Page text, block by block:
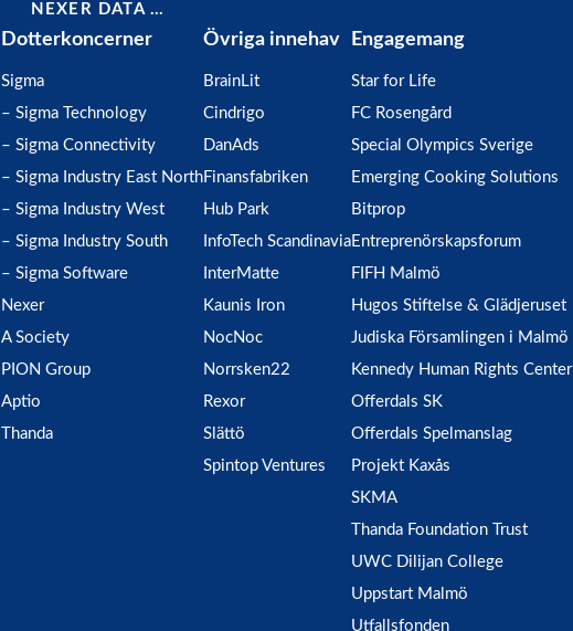
NEXER DATA …
Dotterkoncerner
Sigma
– Sigma Technology
– Sigma Connectivity
– Sigma Industry East North
– Sigma Industry West
– Sigma Industry South
– Sigma Software
Nexer
A Society
PION Group
Aptio
Thanda
Övriga innehav
BrainLit
Cindrigo
DanAds
Finansfabriken
Hub Park
InfoTech Scandinavia
InterMatte
Kaunis Iron
NocNoc
Norrsken22
Rexor
Slättö
Spintop Ventures
Engagemang
Star for Life
FC Rosengård
Special Olympics Sverige
Emerging Cooking Solutions
Bitprop
Entreprenörskapsforum
FIFH Malmö
Hugos Stiftelse & Glädjeruset
Judiska Församlingen i Malmö
Kennedy Human Rights Center
Offerdals SK
Offerdals Spelmanslag
Projekt Kaxås
SKMA
Thanda Foundation Trust
UWC Dilijan College
Uppstart Malmö
Utfallsfonden